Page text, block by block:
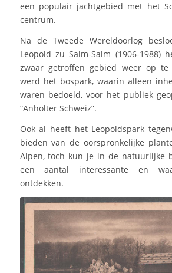
een populair jachtgebied met het
centrum.
Na de Tweede Wereldoorlog
Leopold zu Salm-Salm (1906-1988)
zwaar getroffen gebied weer op
werd het bospark, waarin alleen
waren bedoeld, voor het publiek
“Anholter Schweiz”.
Ook al heeft het Leopoldspark
bieden van de oorspronkelijke
Alpen, toch kun je in de natuurlijke
een aantal interessante en
ontdekken.